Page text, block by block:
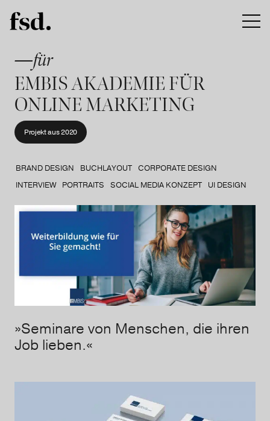
—für
EMBIS AKADEMIE FÜR
ONLINE MARKETING
Projekt aus2020
BRAND DESIGN BUCHLAYOUT
CORPORATE DESIGN
INTERVIEW
PORTRAITS SOCIAL MEDIA KONZEPT UI DESIGN
»Seminare von Menschen, die ihren
Job lieben.«